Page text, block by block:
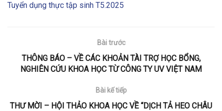
Tuyển dụng thực tập sinh T5.2025
Bài trước
THÔNG BÁO – VỀ CÁC KHOẢN TÀI TRỢ HỌC BỔNG,
NGHIÊN CỨU KHOA HỌC TỪ CÔNG TY UV VIỆT NAM
Bài kế tiếp
THƯ MỜI – HỘI THẢO KHOA HỌC VỀ “DỊCH TẢ HEO CHÂU